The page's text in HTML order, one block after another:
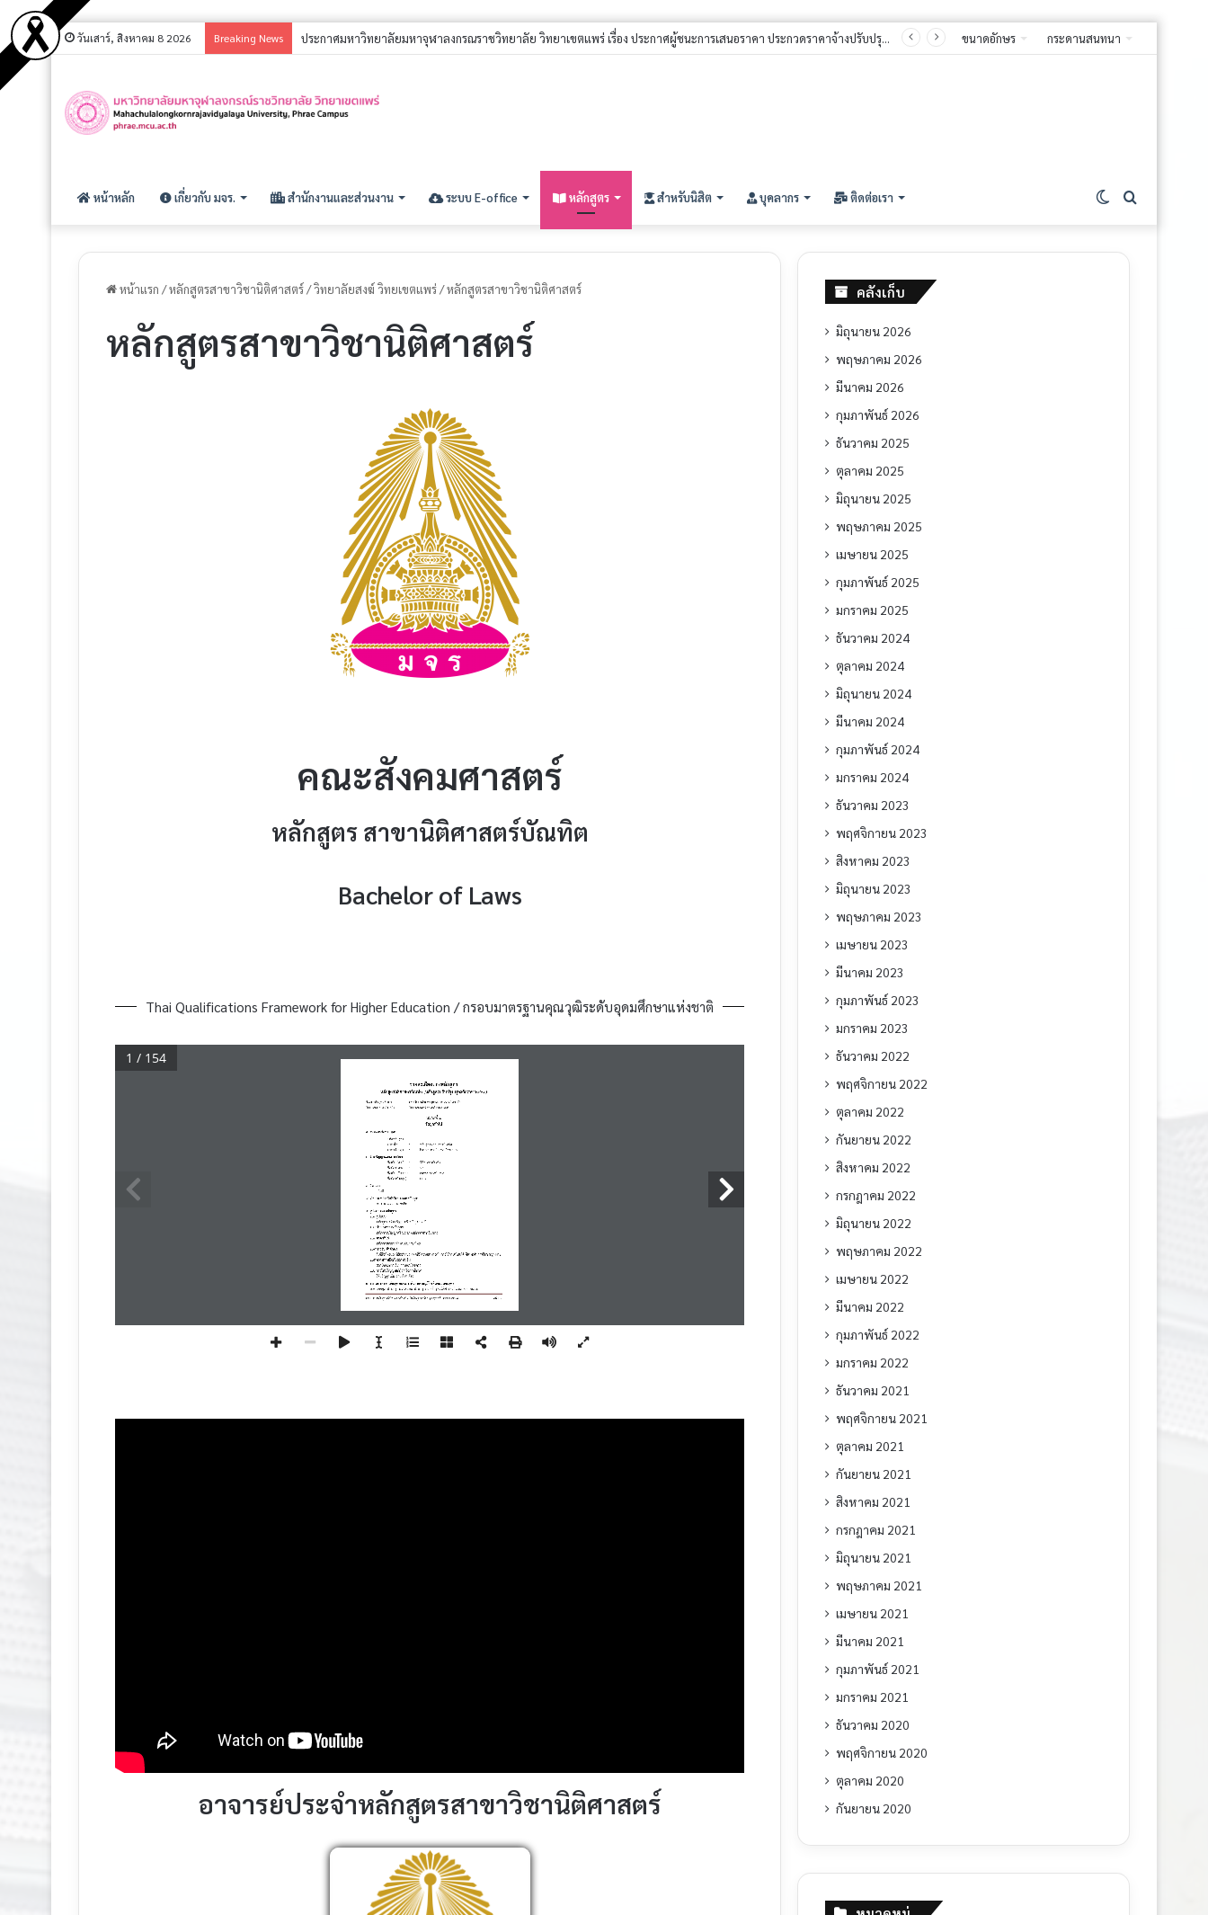
วันเสาร์, สิงหาคม 8 2026 Breaking News ประกาศรายชื่อผู้สอบผ่านเข้าศึกษาต่อระดับปริญญาตรี ประจำปีการศึกษา ๒๕๖๙ (รอบที่ ๒) ขนาดอักษร กระดานสนทนา
หน้าหลัก เกี่ยวกับ มจร. สำนักงานและส่วนงาน ระบบ E-office หลักสูตร สำหรับนิสิต บุคลากร ติดต่อเรา
หน้าแรก /หลักสูตรสาขาวิชานิติศาสตร์/วิทยาลัยสงฆ์ วิทยเขตแพร่/หลักสูตรสาขาวิชานิติศาสตร์
หลักสูตรสาขาวิชานิติศาสตร์
คณะสังคมศาสตร์
หลักสูตร สาขานิติศาสตร์บัณทิต
Bachelor of Laws
Thai Qualifications Framework for Higher Education / กรอบมาตรฐานคุณวุฒิระดับอุดมศึกษาแห่งชาติ
มคอ. ๒ หลักสูตรนิติศาสตรบัณฑิต (หลักสูตรปรับปรุง พุทธศักราช ๒๕๖๓) หน้า
รายละเอียดของหลักสูตร
หลักสูตรนิติศาสตรบัณฑิต (หลักสูตรปรับปรุง พุทธศักราช25๖๓)
ชื่อสถาบันอุดมศึกษา มหาวิทยาลัยมหาจุฬาลงกรณราชวิทยาลัย
วิทยาเขต/คณะ/ภาควิชา วิทยาเขตแพร่ คณะสังคมศาสตร์
หมวดที่ 1
ข้อมูลทั่วไป
1. รหัสและชื่อหลักสูตร
รหัสหลักสูตร
ภาษาไทย :
หลักสูตรนิติศาสตรบัณฑิต
ภาษาอังกฤษ
: Bachelor of Laws Program
2 ชื่อปริญญาและสาขาวิชา
ชื่อเต็ม (ไทย) :
นิติศาสตรบัณฑิต
ชื่อย่อ (ไทย)
:
น.บ.
ชื่อเต็ม (อังกฤษ)
Bachelor of Laws
ชื่อย่อ (อังกฤษ) LL B.
. วิชาเอก
-ไม่มี
4. จ านวนหน่วยกิตที่เรียนตลอดหลักสูตร
จ านวน  1
หน่วยกิต
5. รูปแบบของหลักสูตร
5.1 รูปแบบ
หลักสูตรระดับปริญญาตรี หลักสูตร 4 ปี
๕.๒ ประเภทของหลักสูตร
หลักสูตรปริญญาตรี ประเภทหลักสูตรทางวิชาการ
5.๓ ภาษาที่ใช้
หลักสูตรจัดการศึกษาเป็นภาษาไทย
๕.๔การรับเข้าศึกษา
รับนิสิตไทยและนิสิตต่างประเทศที่มีความสามารถในการใช้ภาษาไทยได้เพียงพอในการศึกษากฎหมาย
5.๕ความร่วมมือกับสถาบันอื่น
สถาบันจัดการเรียนการสอนโดยตรง
5.๖ การให้ปริญญาแก่ผู้ส าเร็จการศึกษา
ให้ปริญญาเพียงสาขาวิชาเดียว
6. สถานภาพของหลักสูตรและการพิจารณาอนุมัติ/เห็นชอบหลักสูตร
6.1 หลักสูตรปรับปรุง พ.ศ. ๒๕๖๓ ปรับปรุงจากหลักสูตรนิติศาสตรบัณฑิต พ.ศ. 2558
1 / 154
อาจารย์ประจำหลักสูตรสาขาวิชานิติศาสตร์
คลังเก็บ
มิถุนายน 2026
พฤษภาคม 2026
มีนาคม 2026
กุมภาพันธ์ 2026
ธันวาคม 2025
ตุลาคม 2025
มิถุนายน 2025
พฤษภาคม 2025
เมษายน 2025
กุมภาพันธ์ 2025
มกราคม 2025
ธันวาคม 2024
ตุลาคม 2024
มิถุนายน 2024
มีนาคม 2024
กุมภาพันธ์ 2024
มกราคม 2024
ธันวาคม 2023
พฤศจิกายน 2023
สิงหาคม 2023
มิถุนายน 2023
พฤษภาคม 2023
เมษายน 2023
มีนาคม 2023
กุมภาพันธ์ 2023
มกราคม 2023
ธันวาคม 2022
พฤศจิกายน 2022
ตุลาคม 2022
กันยายน 2022
สิงหาคม 2022
กรกฎาคม 2022
มิถุนายน 2022
พฤษภาคม 2022
เมษายน 2022
มีนาคม 2022
กุมภาพันธ์ 2022
มกราคม 2022
ธันวาคม 2021
พฤศจิกายน 2021
ตุลาคม 2021
กันยายน 2021
สิงหาคม 2021
กรกฎาคม 2021
มิถุนายน 2021
พฤษภาคม 2021
เมษายน 2021
มีนาคม 2021
กุมภาพันธ์ 2021
มกราคม 2021
ธันวาคม 2020
พฤศจิกายน 2020
ตุลาคม 2020
กันยายน 2020